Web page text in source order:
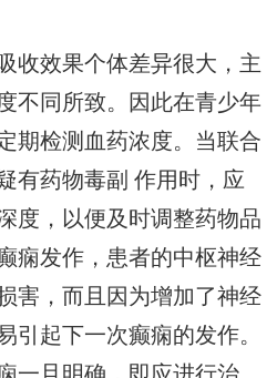
收效果个体差异很大，主
不同所致。因此在青少年
期检测血药浓度。当联合
有药物毒副 作用时，应
度，以便及时调整药物品
痫发作，患者的中枢神经
害，而且因为增加了神经
引起下一次癫痫的发作。